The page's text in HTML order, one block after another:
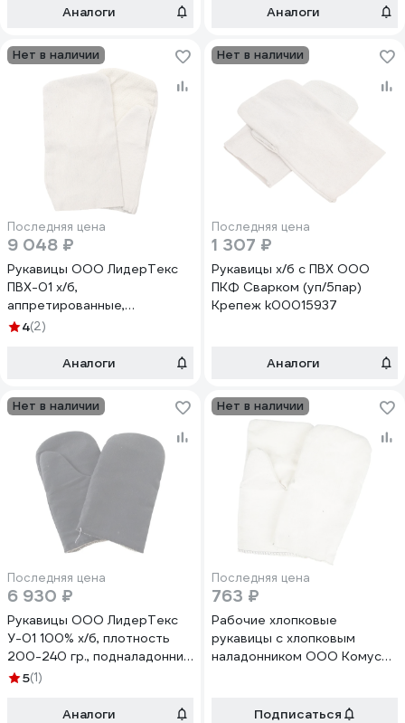
105 гр., утеплитель ватин п/
4570000000103
Аналоги
двунитке, подналадонник х/б
4570000000714
Аналоги
Нет в наличии
Последняя цена
9 048 ₽
Рукавицы ООО ЛидерТекс
ПВХ-01 х/б,
аппретированные,
плотность 210 гр., с
двунитке, подналадонник
4570000000769
4(2)
Аналоги
Нет в наличии
Последняя цена
1 307 ₽
Рукавицы х/б с ПВХ ООО
ПКФ Сварком (уп/5пар)
Крепеж k00015937
Аналоги
Нет в наличии
Последняя цена
6 930 ₽
Рукавицы ООО ЛидерТекс
У-01 100% х/б, плотность
200-240 гр., подналадонник
бязь 105 гр., утеплитель
100 пар 4570000000844
5(1)
Аналоги
Нет в наличии
Последняя цена
763 ₽
Рабочие хлопковые
рукавицы с хлопковым
наладонником ООО Комус
Подписаться